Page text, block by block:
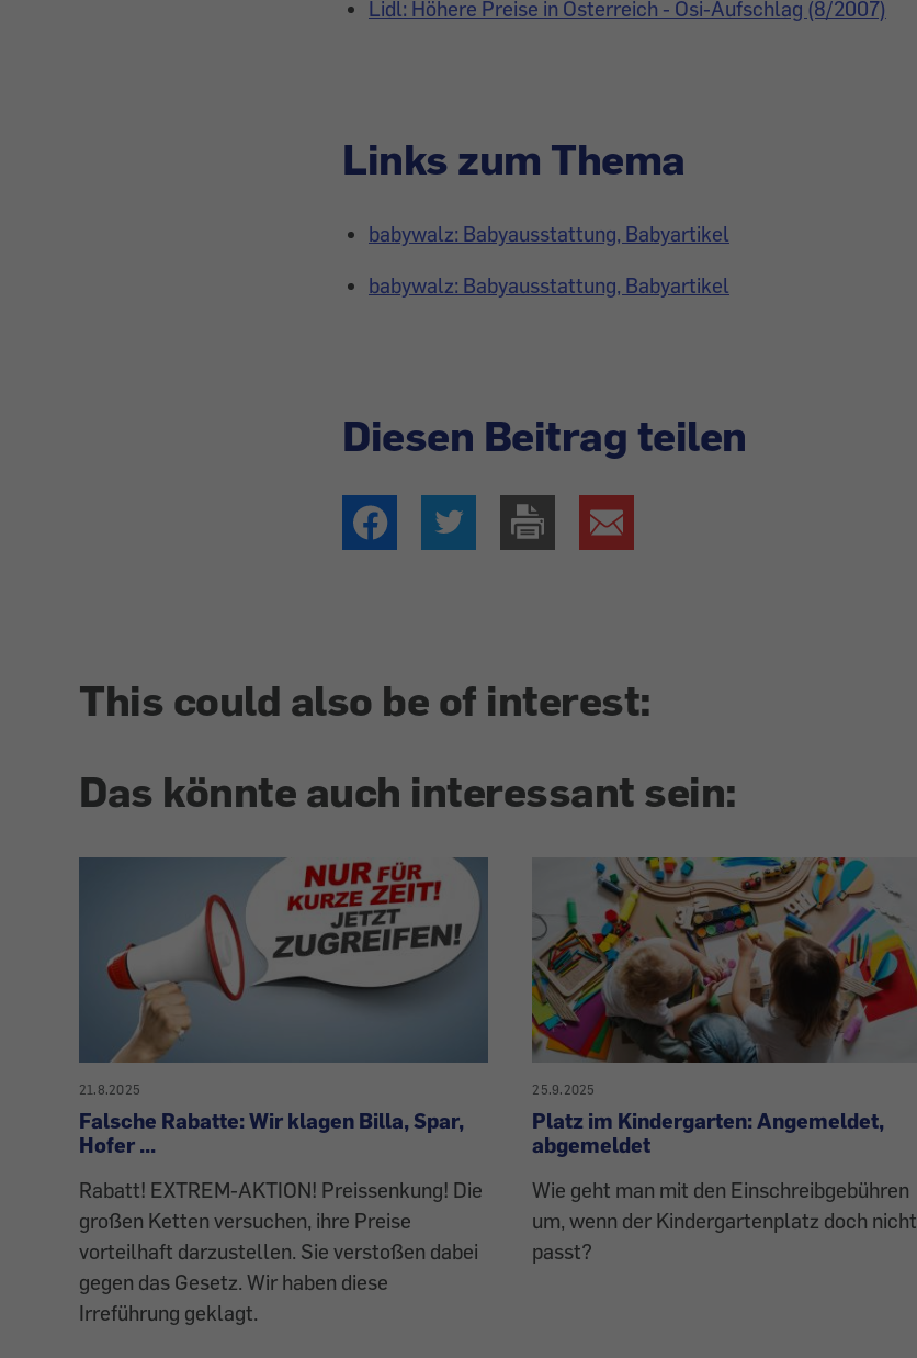
Lidl: Höhere Preise in Österreich - Ösi-Aufschlag (8/2007)
Links zum Thema
babywalz: Babyausstattung, Babyartikel
babywalz: Babyausstattung, Babyartikel
Diesen Beitrag teilen
This could also be of interest:
Das könnte auch interessant sein:
21.8.2025
Falsche Rabatte: Wir klagen Billa, Spar,
Hofer ...
Rabatt! EXTREM-AKTION! Preissenkung! Die
großen Ketten versuchen, ihre Preise
vorteilhaft darzustellen. Sie verstoßen dabei
gegen das Gesetz. Wir haben diese
Irreführung geklagt.
25.9.2025
Platz im Kindergarten: Angemeldet,
abgemeldet
Wie geht man mit den Einschreibgebühren
um, wenn der Kindergartenplatz doch nicht
passt?